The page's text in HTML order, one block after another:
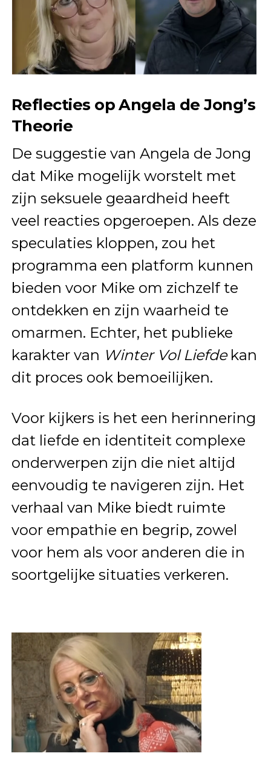
Reflecties op Angela de Jong’s
Theorie
De suggestie van Angela de Jong
dat Mike mogelijk worstelt met
zijn seksuele geaardheid heeft
veel reacties opgeroepen. Als deze
speculaties kloppen, zou het
programma een platform kunnen
bieden voor Mike om zichzelf te
ontdekken en zijn waarheid te
omarmen. Echter, het publieke
karakter van Winter Vol Liefdekan
dit proces ook bemoeilijken.
Voor kijkers is het een herinnering
dat liefde en identiteit complexe
onderwerpen zijn die niet altijd
eenvoudig te navigeren zijn. Het
verhaal van Mike biedt ruimte
voor empathie en begrip, zowel
voor hem als voor anderen die in
soortgelijke situaties verkeren.